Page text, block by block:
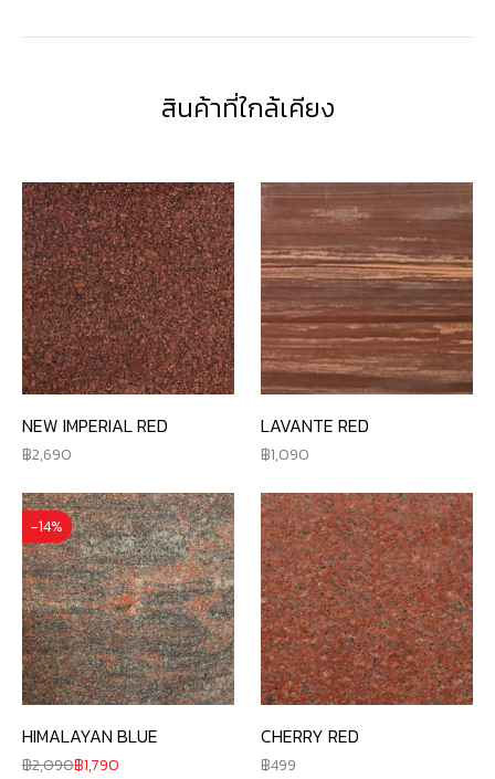
สินค้าที่ใกล้เคียง
NEW IMPERIAL RED
2,690
LAVANTE RED
1,090
-14%
HIMALAYAN BLUE
2,090 1,790
CHERRY RED
499